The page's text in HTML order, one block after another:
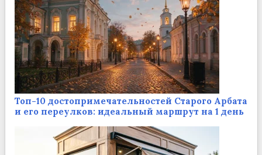
Топ-10 достопримечательностей Старого Арбата
и его переулков: идеальный маршрут на 1 день